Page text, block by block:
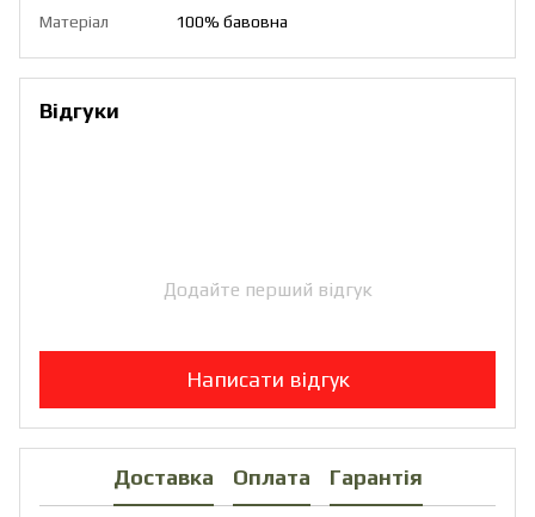
Матеріал
100% бавовна
Відгуки
Додайте перший відгук
Написати відгук
Доставка Оплата Гарантія